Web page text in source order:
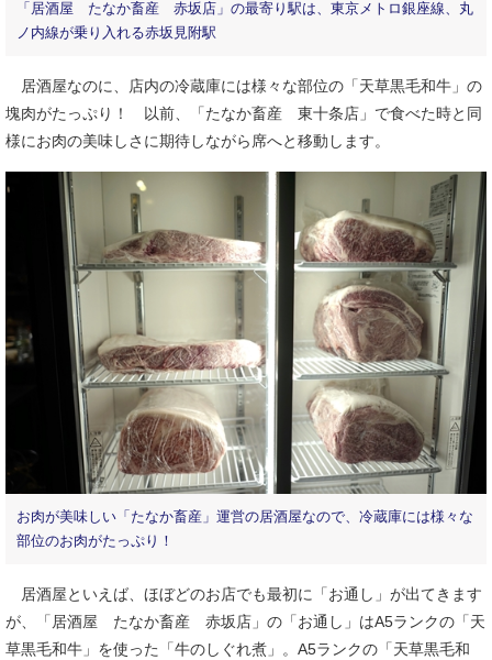
「居酒屋 たなか畜産 赤坂店」の最寄り駅は、東京メトロ銀座線、丸
ノ内線が乗り入れる赤坂見附駅
居酒屋なのに、店内の冷蔵庫には様々な部位の「天草黒毛和牛」の
塊肉がたっぷり！ 以前、「たなか畜産 東十条店」で食べた時と同
様にお肉の美味しさに期待しながら席へと移動します。
お肉が美味しい「たなか畜産」運営の居酒屋なので、冷蔵庫には様々な
部位のお肉がたっぷり！
居酒屋といえば、ほぼどのお店でも最初に「お通し」が出てきます
が、「居酒屋 たなか畜産 赤坂店」の「お通し」はA5ランクの「天
草黒毛和牛」を使った「牛のしぐれ煮」。A5ランクの「天草黒毛和